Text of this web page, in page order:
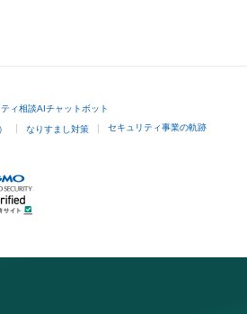
ィ相談AIチャットボット
なりすまし対策 セキュリティ事業の軌跡